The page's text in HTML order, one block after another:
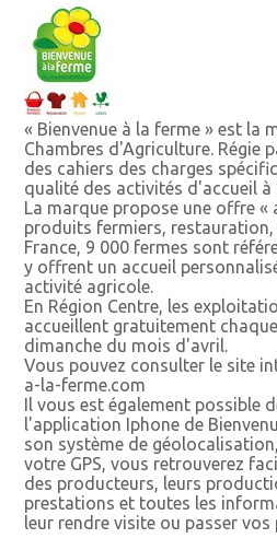
« Bienvenue à la ferme » est la
Chambres d'Agriculture. Régie
des cahiers des charges
qualité des activités d'accueil à
La marque propose une offre «
produits fermiers, restauration,
France, 9 000 fermes sont
y offrent un accueil
activité agricole.
En Région Centre, les
accueillent gratuitement
dimanche du mois d'avril.
Vous pouvez consulter le site
a-la-ferme.com
Il vous est également possible
l'application Iphone de
son système de
votre GPS, vous retrouverez
des producteurs, leurs
prestations et toutes les
leur rendre visite ou passer vos